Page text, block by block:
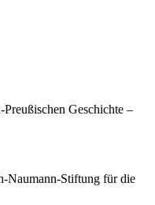
Geschichte –
Naumann-Stiftung für die